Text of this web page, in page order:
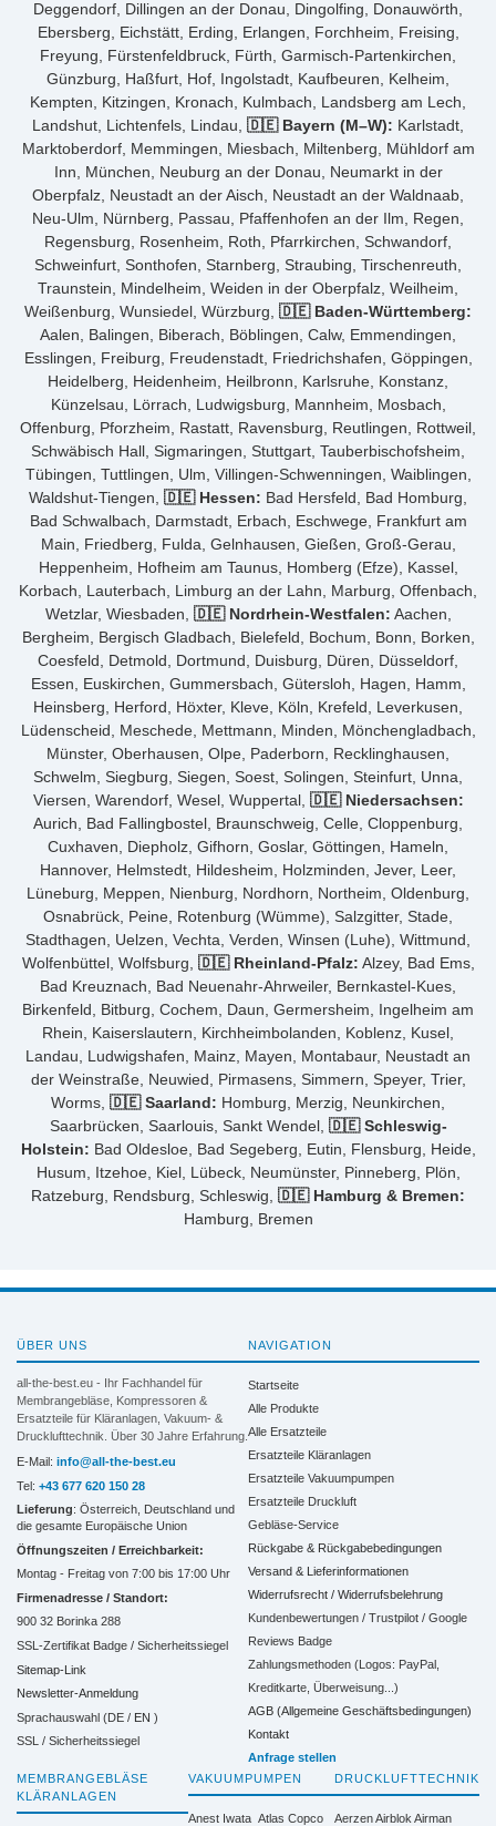
Deggendorf, Dillingen an der Donau, Dingolfing, Donauwörth,
Ebersberg, Eichstätt, Erding, Erlangen, Forchheim, Freising,
Freyung, Fürstenfeldbruck, Fürth, Garmisch-Partenkirchen,
Günzburg, Haßfurt, Hof, Ingolstadt, Kaufbeuren, Kelheim,
Kempten, Kitzingen, Kronach, Kulmbach, Landsberg am Lech,
Landshut, Lichtenfels, Lindau, 🇩🇪 Bayern (M–W): Karlstadt,
Marktoberdorf, Memmingen, Miesbach, Miltenberg, Mühldorf am
Inn, München, Neuburg an der Donau, Neumarkt in der
Oberpfalz, Neustadt an der Aisch, Neustadt an der Waldnaab,
Neu-Ulm, Nürnberg, Passau, Pfaffenhofen an der Ilm, Regen,
Regensburg, Rosenheim, Roth, Pfarrkirchen, Schwandorf,
Schweinfurt, Sonthofen, Starnberg, Straubing, Tirschenreuth,
Traunstein, Mindelheim, Weiden in der Oberpfalz, Weilheim,
Weißenburg, Wunsiedel, Würzburg, 🇩🇪 Baden-Württemberg:
Aalen, Balingen, Biberach, Böblingen, Calw, Emmendingen,
Esslingen, Freiburg, Freudenstadt, Friedrichshafen, Göppingen,
Heidelberg, Heidenheim, Heilbronn, Karlsruhe, Konstanz,
Künzelsau, Lörrach, Ludwigsburg, Mannheim, Mosbach,
Offenburg, Pforzheim, Rastatt, Ravensburg, Reutlingen, Rottweil,
Schwäbisch Hall, Sigmaringen, Stuttgart, Tauberbischofsheim,
Tübingen, Tuttlingen, Ulm, Villingen-Schwenningen, Waiblingen,
Waldshut-Tiengen, 🇩🇪 Hessen: Bad Hersfeld, Bad Homburg,
Bad Schwalbach, Darmstadt, Erbach, Eschwege, Frankfurt am
Main, Friedberg, Fulda, Gelnhausen, Gießen, Groß-Gerau,
Heppenheim, Hofheim am Taunus, Homberg (Efze), Kassel,
Korbach, Lauterbach, Limburg an der Lahn, Marburg, Offenbach,
Wetzlar, Wiesbaden, 🇩🇪 Nordrhein-Westfalen: Aachen,
Bergheim, Bergisch Gladbach, Bielefeld, Bochum, Bonn, Borken,
Coesfeld, Detmold, Dortmund, Duisburg, Düren, Düsseldorf,
Essen, Euskirchen, Gummersbach, Gütersloh, Hagen, Hamm,
Heinsberg, Herford, Höxter, Kleve, Köln, Krefeld, Leverkusen,
Lüdenscheid, Meschede, Mettmann, Minden, Mönchengladbach,
Münster, Oberhausen, Olpe, Paderborn, Recklinghausen,
Schwelm, Siegburg, Siegen, Soest, Solingen, Steinfurt, Unna,
Viersen, Warendorf, Wesel, Wuppertal, 🇩🇪 Niedersachsen:
Aurich, Bad Fallingbostel, Braunschweig, Celle, Cloppenburg,
Cuxhaven, Diepholz, Gifhorn, Goslar, Göttingen, Hameln,
Hannover, Helmstedt, Hildesheim, Holzminden, Jever, Leer,
Lüneburg, Meppen, Nienburg, Nordhorn, Northeim, Oldenburg,
Osnabrück, Peine, Rotenburg (Wümme), Salzgitter, Stade,
Stadthagen, Uelzen, Vechta, Verden, Winsen (Luhe), Wittmund,
Wolfenbüttel, Wolfsburg, 🇩🇪 Rheinland-Pfalz: Alzey, Bad Ems,
Bad Kreuznach, Bad Neuenahr-Ahrweiler, Bernkastel-Kues,
Birkenfeld, Bitburg, Cochem, Daun, Germersheim, Ingelheim am
Rhein, Kaiserslautern, Kirchheimbolanden, Koblenz, Kusel,
Landau, Ludwigshafen, Mainz, Mayen, Montabaur, Neustadt an
der Weinstraße, Neuwied, Pirmasens, Simmern, Speyer, Trier,
Worms, 🇩🇪 Saarland: Homburg, Merzig, Neunkirchen,
Saarbrücken, Saarlouis, Sankt Wendel, 🇩🇪 Schleswig-
Holstein: Bad Oldesloe, Bad Segeberg, Eutin, Flensburg, Heide,
Husum, Itzehoe, Kiel, Lübeck, Neumünster, Pinneberg, Plön,
Ratzeburg, Rendsburg, Schleswig, 🇩🇪 Hamburg & Bremen:
Hamburg, Bremen
ÜBER UNS
all-the-best.eu - Ihr Fachhandel für
Membrangebläse, Kompressoren &
Ersatzteile für Kläranlagen, Vakuum- &
Drucklufttechnik. Über 30 Jahre Erfahrung.
E-Mail: info@all-the-best.eu
Tel: +43 677 620 150 28
Lieferung: Österreich, Deutschland und
die gesamte Europäische Union
Öffnungszeiten / Erreichbarkeit:
Montag - Freitag von 7:00 bis 17:00 Uhr
Firmenadresse / Standort:
900 32 Borinka 288
SSL-Zertifikat Badge / Sicherheitssiegel
Sitemap-Link
Newsletter-Anmeldung
Sprachauswahl (DE / EN )
SSL / Sicherheitssiegel
NAVIGATION
Startseite
Alle Produkte
Alle Ersatzteile
Ersatzteile Kläranlagen
Ersatzteile Vakuumpumpen
Ersatzteile Druckluft
Gebläse-Service
Rückgabe & Rückgabebedingungen
Versand & Lieferinformationen
Widerrufsrecht / Widerrufsbelehrung
Kundenbewertungen / Trustpilot / Google
Reviews Badge
Zahlungsmethoden (Logos: PayPal,
Kreditkarte, Überweisung...)
AGB (Allgemeine Geschäftsbedingungen)
Kontakt
Anfrage stellen
MEMBRANGEBLÄSE
KLÄRANLAGEN
VAKUUMPUMPEN
Anest Iwata Atlas Copco
DRUCKLUFTTECHNIK
AerzenAirblok Airman